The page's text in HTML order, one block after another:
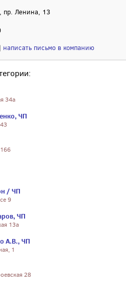
пр. Ленина, 13
| написать письмо в компанию
34а
ЧП
/ ЧП
9
ЧП
13а
А.В., ЧП
1
28